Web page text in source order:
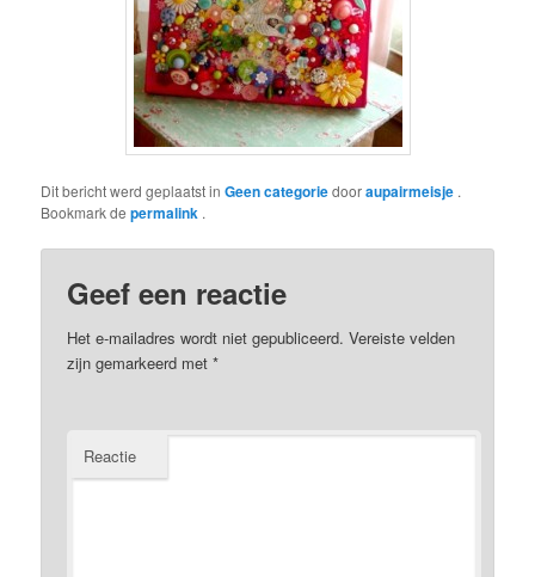
Dit bericht werd geplaatst inGeen categoriedooraupairmeisje .
Bookmark depermalink .
Geef een reactie
Het e-mailadres wordt niet gepubliceerd. Vereiste velden
zijn gemarkeerd met*
Reactie